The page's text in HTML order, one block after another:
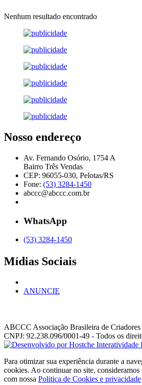
Nenhum resultado encontrado
Nosso endereço
Av. Fernando Osório, 1754 A
Bairro Três Vendas
CEP: 96055-030, Pelotas/RS
Fone: (53) 3284-1450
abccc@abccc.com.br
WhatsApp
(53) 3284-1450
Mídias Sociais
ANUNCIE
ABCCC Associação Brasileira de
CNPJ: 92.238.096/0001-49 - Todos os
Para otimizar sua experiência durante a
cookies. Ao continuar no site, consideramos
com nossa Politica de Cookies e privacidade